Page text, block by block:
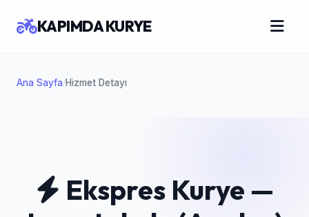
Ana Sayfa/Hizmet Detayı
KAPIMDA KURYE
Ekspres Kurye —